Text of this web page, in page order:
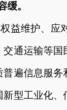
缓。
益维护、应
通运输等国
遍信息服
型工业化